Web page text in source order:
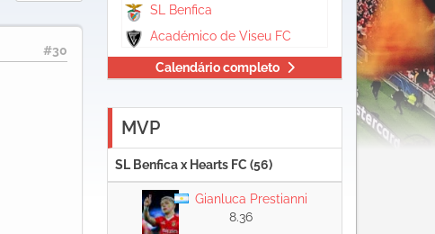
#30
SL Benfica
Académico de Viseu FC
Calendário completo
MVP
SL Benfica x Hearts FC (56)
Gianluca Prestianni
8.36